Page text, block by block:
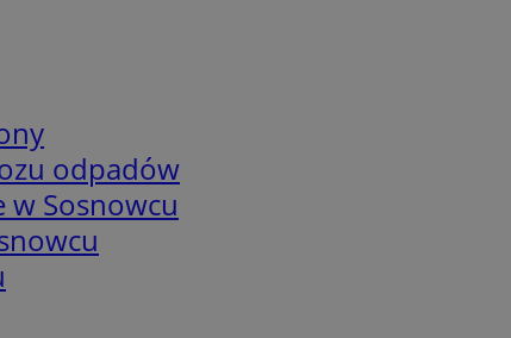
odpadów
w Sosnowcu